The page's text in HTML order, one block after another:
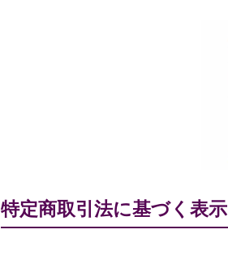
特
定
特定商取引法に基づく表示